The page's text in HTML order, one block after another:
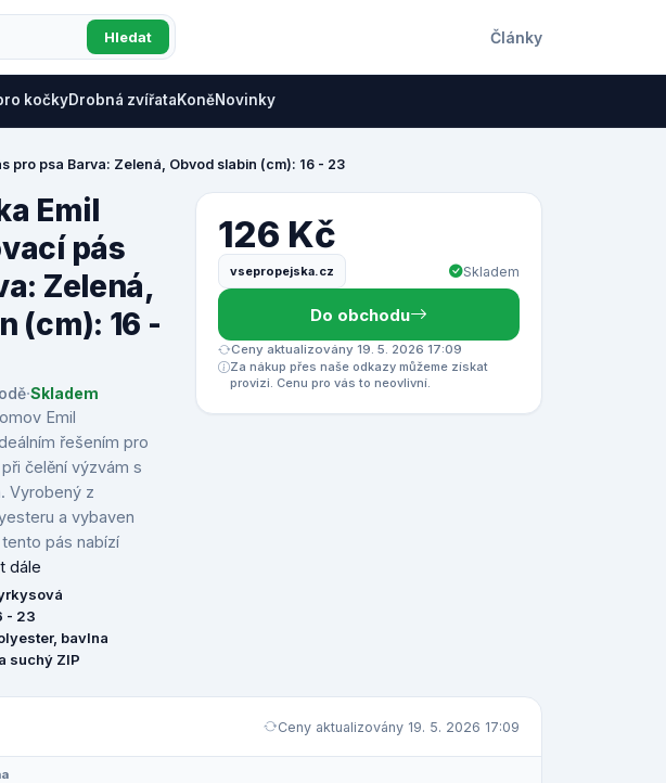
Hledat Články
kočkyDrobná zvířataKoněNovinky
pro psa Barva: Zelená, Obvod slabin (cm): 16 - 23
Emil
pás
Zelená,
(cm): 16 -
·Skladem
Emil
řešením pro
čelění výzvám s
Vyrobený z
a vybaven
pás nabízí
dále
- 23
bavlna
suchý ZIP
126 Kč
vsepropejska.cz Skladem
Do obchodu
Ceny aktualizovány 19. 5. 2026 17:09
Za nákup přes naše odkazy můžeme získat
provizi. Cenu pro vás to neovlivní.
Ceny aktualizovány 19. 5. 2026 17:09